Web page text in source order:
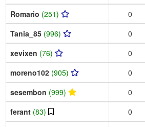
Romario (251) 0
Tania_85 (996) 0
xevixen (76) 0
moreno102 (905) 0
sesembon (999) 0
ferant (83) 0